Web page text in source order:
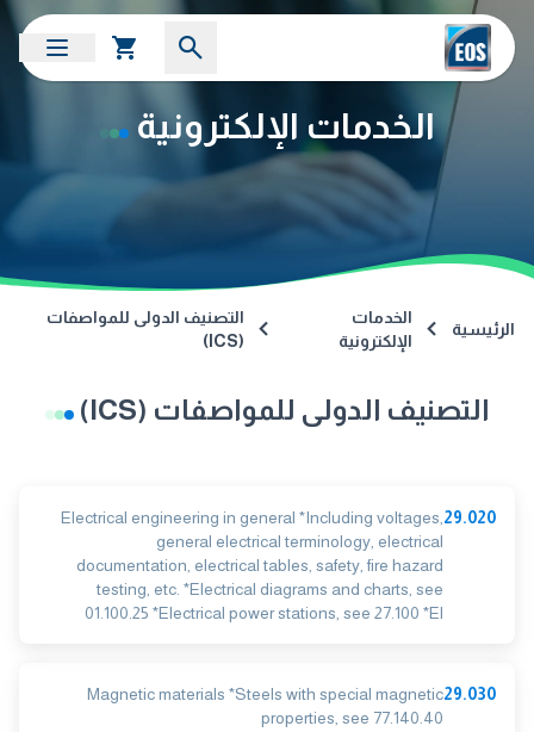
الخدمات الإلكترونية
الرئيسية
الخدمات
الإلكترونية
التصنيف الدولى للمواصفات
(ICS)
التصنيف الدولى للمواصفات (ICS)
29.020
Electrical engineering in general *Including voltages,
general electrical terminology, electrical
documentation, electrical tables, safety, fire hazard
testing, etc. *Electrical diagrams and charts, see
01.100.25 *Electrical power stations, see 27.100 *El
29.030
Magnetic materials *Steels with special magnetic
properties, see 77.140.40